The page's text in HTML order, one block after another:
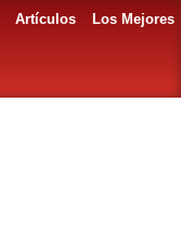
Artículos
Los Mejores